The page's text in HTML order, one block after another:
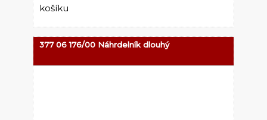
377 06 176/00 Náhrdelník dlouhý